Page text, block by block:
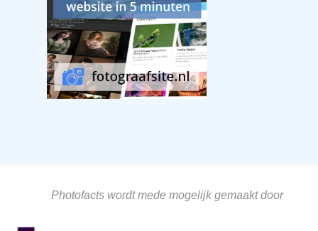
Photofacts wordt mede mogelijk gemaakt door